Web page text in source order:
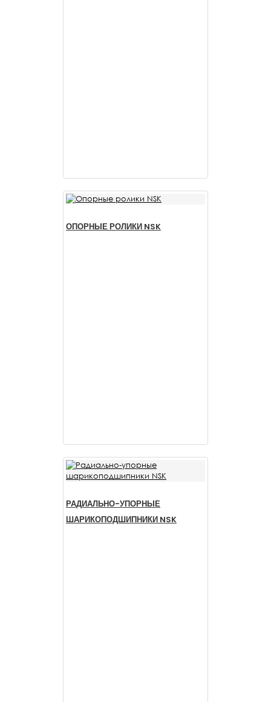
ОПОРНЫЕ РОЛИКИ NSK
РАДИАЛЬНО-УПОРНЫЕ
ШАРИКОПОДШИПНИКИ NSK